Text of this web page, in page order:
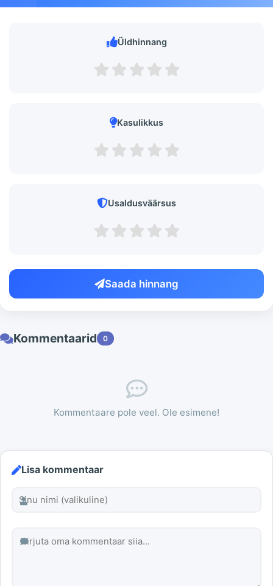
Üldhinnang
Kasulikkus
Usaldusväärsus
Saada hinnang
Kommentaarid 0
Kommentaare pole veel. Ole esimene!
Lisa kommentaar